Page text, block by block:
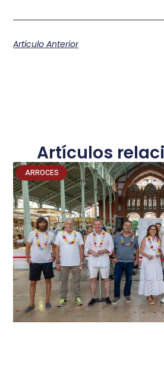
Artículo Anterior
Artículos
ARROCES